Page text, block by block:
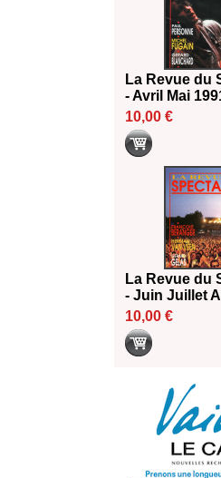
La Revue du
- Avril Mai
10,00 €
La Revue du
- Juin Juillet
10,00 €